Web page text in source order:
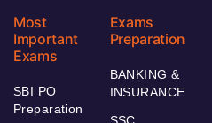
Most
Important
Exams
SBI PO
Preparation
Exams
Preparation
BANKING &
INSURANCE
SSC